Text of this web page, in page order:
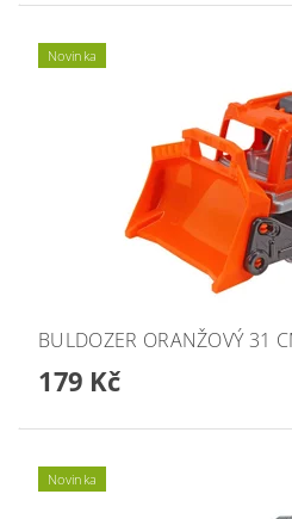
Novinka
BULDOZER ORANŽOVÝ 31
179 Kč
Novinka